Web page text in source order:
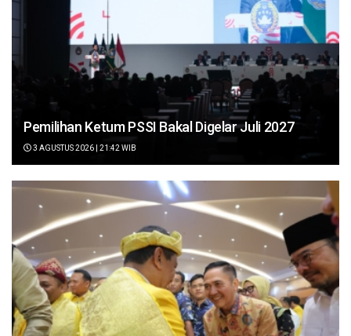
Pemilihan Ketum PSSI Bakal Digelar Juli 2027
3 AGUSTUS 2026 | 21:42 WIB